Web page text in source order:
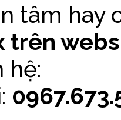
tâm hay
trên
hệ: